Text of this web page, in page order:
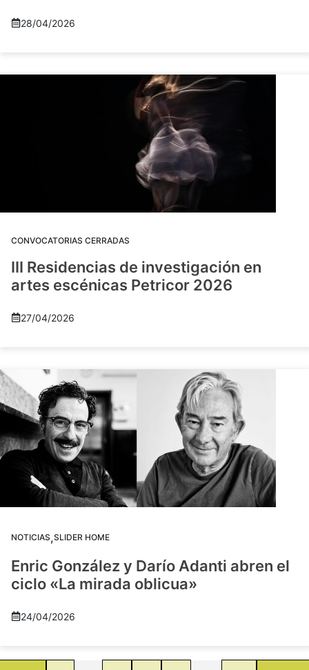
28/04/2026
CONVOCATORIAS CERRADAS
III Residencias de investigación en
artes escénicas Petricor 2026
27/04/2026
NOTICIAS,SLIDER HOME
Enric González y Darío Adanti abren el
ciclo «La mirada oblicua»
24/04/2026